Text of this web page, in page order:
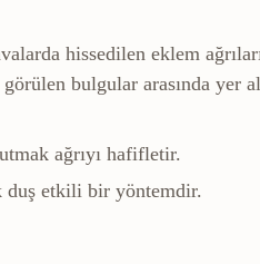
hissedilen eklem
bulgular arasında yer
ağrıyı hafifletir.
duş etkili bir yöntemdir.